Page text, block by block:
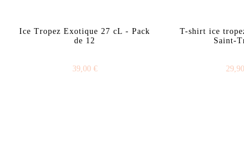
Ice Tropez Exotique 27 cL - Pack
de 12
39,00 €
T-shirt ice
Saint-